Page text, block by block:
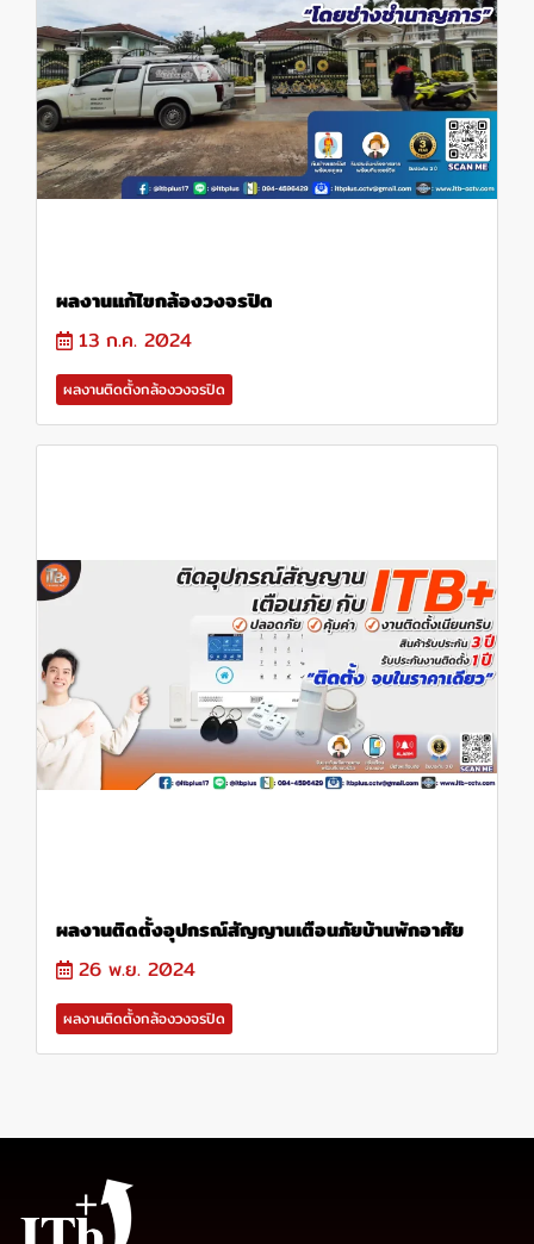
ผลงานแก้ไขกล้องวงจรปิด
13 ก.ค. 2024
ผลงานติดตั้งกล้องวงจรปิด
ผลงานติดตั้งอุปกรณ์สัญญานเตือนภัยบ้านพักอาศัย
26 พ.ย. 2024
ผลงานติดตั้งกล้องวงจรปิด